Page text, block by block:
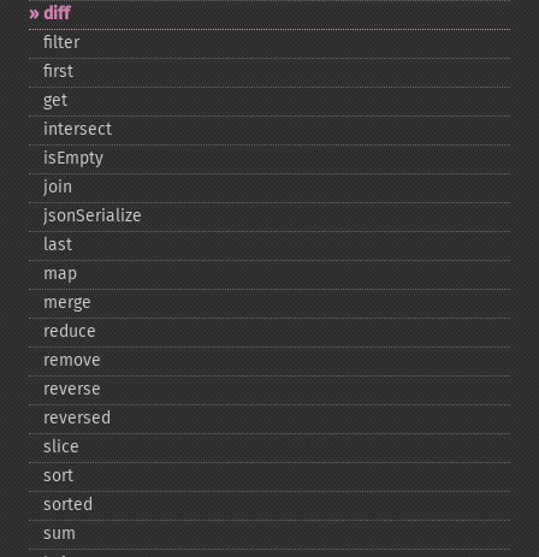
diff
filter
first
get
intersect
isEmpty
join
jsonSerialize
last
map
merge
reduce
remove
reverse
reversed
slice
sort
sorted
sum